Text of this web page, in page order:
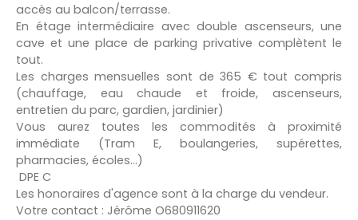
accès au balcon/terrasse.
En étage intermédiaire avec double ascenseurs, une
cave et une place de parking privative complètent le
tout.
Les charges mensuelles sont de 365 € tout compris
(chauffage, eau chaude et froide, ascenseurs,
entretien du parc, gardien, jardinier)
Vous aurez toutes les commodités à proximité
immédiate (Tram E, boulangeries, supérettes,
pharmacies, écoles...)
DPE C
Les honoraires d'agence sont à la charge du vendeur.
Votre contact : Jérôme O680911620